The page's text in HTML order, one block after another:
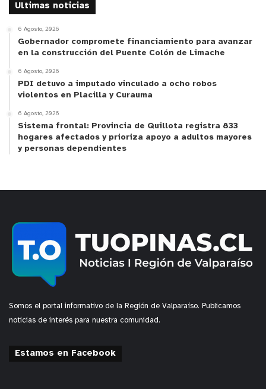
Ultimas noticias
6 Agosto, 2026
Gobernador compromete financiamiento para avanzar
en la construcción del Puente Colón de Limache
6 Agosto, 2026
PDI detuvo a imputado vinculado a ocho robos
violentos en Placilla y Curauma
6 Agosto, 2026
Sistema frontal: Provincia de Quillota registra 833
hogares afectados y prioriza apoyo a adultos mayores
y personas dependientes
Somos el portal informativo de la Región de Valparaíso. Publicamos
noticias de interés para nuestra comunidad.
Estamos en Facebook